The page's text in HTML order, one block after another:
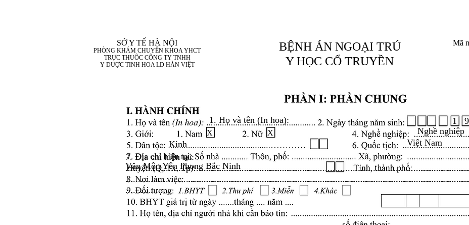
SỞ Y TẾ HÀ NỘI
PHÒNG KHÁM CHUYÊN KHOA YHCT
TRỰC THUỘC CÔNG TY TNHH
Y DƯỢC TINH HOA LD HÀN VIỆT
BỆNH ÁN NGOẠI TRÚ
Y HỌC CỔ TRUYỀN
Mã
1. Họ và tên (In hoa): 1
X X
Nghề nghiệp
Việt Nam
Kinh
7. Địa chỉ hiện tại:
..................
Văn Môn Yên Phong Bắc Ninh